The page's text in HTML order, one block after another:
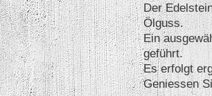
Der
Ölguss.
Ein
geführt.
Es erfolgt
Geniessen